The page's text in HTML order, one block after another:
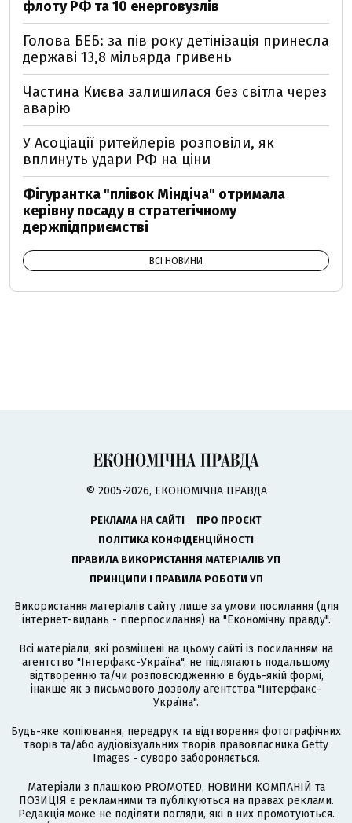
флоту РФ та 10 енерговузлів
Голова БЕБ: за пів року детінізація принесла
державі 13,8 мільярда гривень
Частина Києва залишилася без світла через
аварію
У Асоціації ритейлерів розповіли, як
вплинуть удари РФ на ціни
Фігурантка "плівок Міндіча" отримала
керівну посаду в стратегічному
держпідприємстві
ВСІ НОВИНИ
© 2005-2026, ЕКОНОМІЧНА ПРАВДА
РЕКЛАМА НА САЙТІ
ПРО ПРОЄКТ
ПОЛІТИКА КОНФІДЕНЦІЙНОСТІ
ПРАВИЛА ВИКОРИСТАННЯ МАТЕРІАЛІВ УП
ПРИНЦИПИ І ПРАВИЛА РОБОТИ УП
Використання матеріалів сайту лише за умови посилання (для
інтернет-видань - гіперпосилання) на "Економічну правду".
Всі матеріали, які розміщені на цьому сайті із посиланням на
агентство "Інтерфакс-Україна", не підлягають подальшому
відтворенню та/чи розповсюдженню в будь-якій формі,
інакше як з письмового дозволу агентства "Інтерфакс-
Україна".
Будь-яке копіювання, передрук та відтворення фотографічних
творів та/або аудіовізуальних творів правовласника Getty
Images - суворо забороняється.
Матеріали з плашкою PROMOTED, НОВИНИ КОМПАНІЙ та
ПОЗИЦІЯ є рекламними та публікуються на правах реклами.
Редакція може не поділяти погляди, які в них промотуються.